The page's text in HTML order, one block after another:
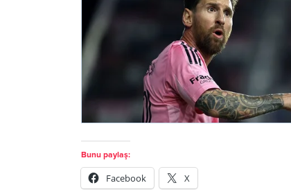
Bunu paylaş:
Facebook X